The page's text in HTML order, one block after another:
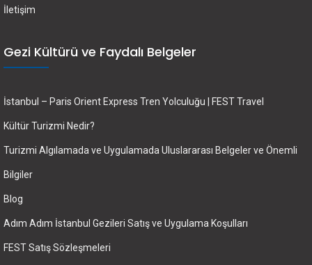
İletişim
Gezi Kültürü ve Faydalı Belgeler
İstanbul – Paris Orient Express Tren Yolculuğu | FEST Travel
Kültür Turizmi Nedir?
Turizmi Algılamada ve Uygulamada Uluslararası Belgeler ve Önemli
Bilgiler
Blog
Adım Adım İstanbul Gezileri Satış ve Uygulama Koşulları
FEST Satış Sözleşmeleri